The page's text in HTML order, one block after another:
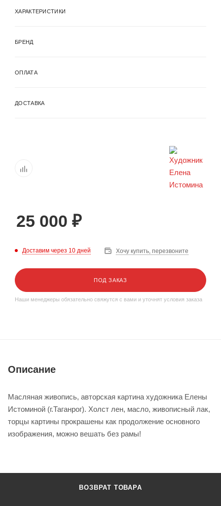
ХАРАКТЕРИСТИКИ
БРЕНД
ОПЛАТА
ДОСТАВКА
25 000 ₽
Доставим через 10 дней Хочу купить, перезвоните
ПОД ЗАКАЗ
Наши менеджеры обязательно свяжутся с вами и уточнят условия заказа
Описание
Масляная живопись, авторская картина художника Елены
Истоминой (г.Таганрог). Холст лен, масло, живописный лак,
торцы картины прокрашены как продолжение основного
изображения, можно вешать без рамы!
ВОЗВРАТ ТОВАРА